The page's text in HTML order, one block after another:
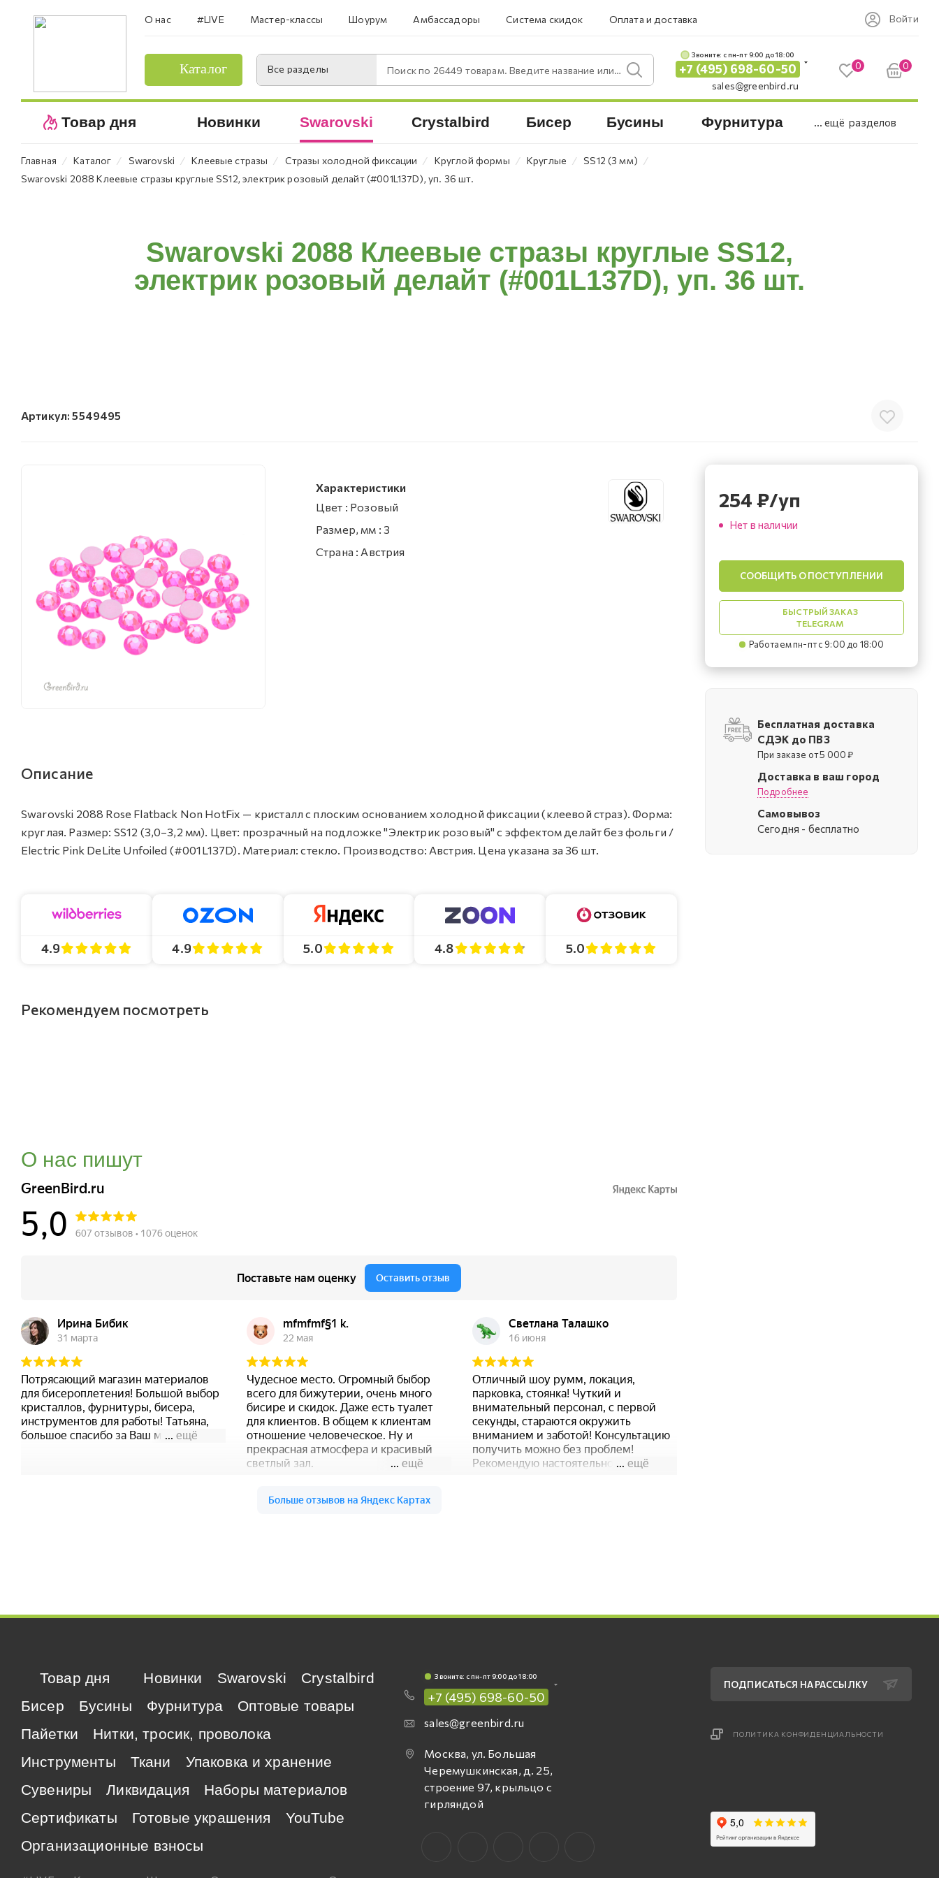
О нас #LIVE Мастер-классы Шоурум Амбассадоры Система скидок Оплата и доставка Войти
Каталог Все разделы Поиск по 26449 товарам. Введите название или артикул.
Звоните: c пн-пт 9:00 до 18:00
+7 (495) 698-60-50
sales@greenbird.ru
0 0
Товар дня Новинки Swarovski Crystalbird Бисер Бусины Фурнитура ... ещё разделов
Главная ⁄ Каталог ⁄ Swarovski ⁄ Клеевые стразы ⁄ Стразы холодной фиксации ⁄ Круглой формы ⁄ Круглые ⁄ SS12 (3 мм) ⁄
Swarovski 2088 Клеевые стразы круглые SS12, электрик розовый делайт (#001L137D), уп. 36 шт.
Swarovski 2088 Клеевые стразы круглые SS12,
электрик розовый делайт (#001L137D), уп. 36 шт.
Артикул: 5549495
Характеристики
Цвет : Розовый
Размер, мм : 3
Страна : Австрия
Описание
Swarovski 2088 Rose Flatback Non HotFix — кристалл с плоским основанием холодной фиксации (клеевой страз). Форма:
круглая. Размер: SS12 (3,0–3,2 мм). Цвет: прозрачный на подложке "Электрик розовый" c эффектом делайт без фольги /
Electric Pink DeLite Unfoiled (#001L137D). Материал: стекло. Производство: Австрия. Цена указана за 36 шт.
4.9 4.9 5.0 4.8 5.0
Рекомендуем посмотреть
О нас пишут
254 ₽/уп
Нет в наличии
СООБЩИТЬ О ПОСТУПЛЕНИИ
БЫСТРЫЙ ЗАКАЗ
TELEGRAM
Работаем пн-пт с 9:00 до 18:00
Бесплатная доставка
СДЭК до ПВЗ
При заказе от 5 000 ₽
Доставка в ваш город
Подробнее
Самовывоз
Cегодня - бесплатно
Товар дня Новинки Swarovski
Crystalbird
Бисер
Бусины Фурнитура
Оптовые товары
Пайетки
Нитки, тросик, проволока
Инструменты
Ткани
Упаковка и хранение
Сувениры
Ликвидация
Наборы материалов
Сертификаты
Готовые украшения
YouTube
Организационные взносы
Звоните: c пн-пт 9:00 до 18:00
+7 (495) 698-60-50
sales@greenbird.ru
Москва, ул. Большая
Черемушкинская, д. 25,
строение 97, крыльцо с
гирляндой
ПОДПИСАТЬСЯ НА РАССЫЛКУ
ПОЛИТИКА КОНФИДЕНЦИАЛЬНОСТИ